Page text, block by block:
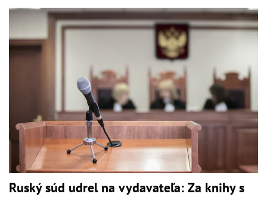
Ruský súd udrel na vydavateľa: Za knihy s